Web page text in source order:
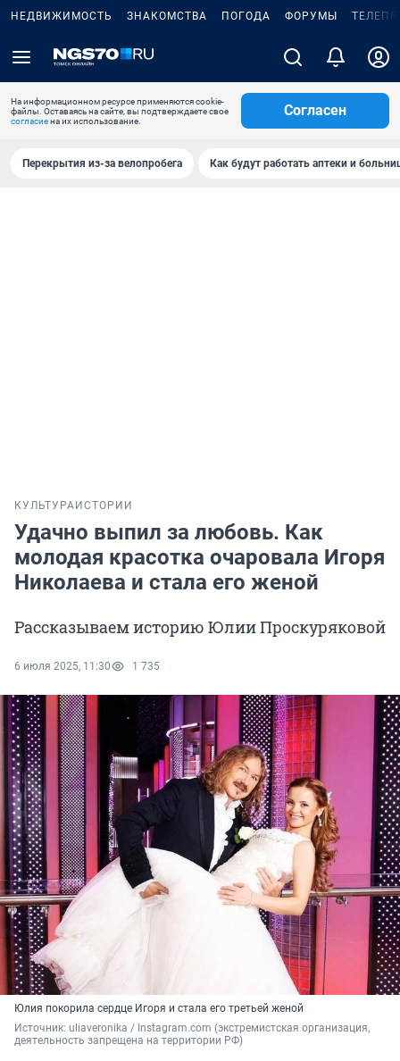
НЕДВИЖИМОСТЬ ЗНАКОМСТВА ПОГОДА ФОРУМЫ
На информационном ресурсе применяются cookie-
файлы. Оставаясь на сайте, вы подтверждаете свое
согласиена их использование.
Согласен
Перекрытия из-за велопробега Как будут работать аптеки и
КУЛЬТУРА ИСТОРИИ
Удачно выпил за любовь. Как
молодая красотка очаровала Игоря
Николаева и стала его женой
Рассказываем историю Юлии Проскуряковой
6 июля 2025, 11:30 1 735
Юлия покорила сердце Игоря и стала его третьей женой
Источник: uliaveronika / Instagram.com (экстремистская организация,
деятельность запрещена на территории РФ)